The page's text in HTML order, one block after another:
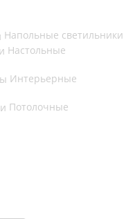
Напольные светильники
Настольные
Интерьерные
Потолочные